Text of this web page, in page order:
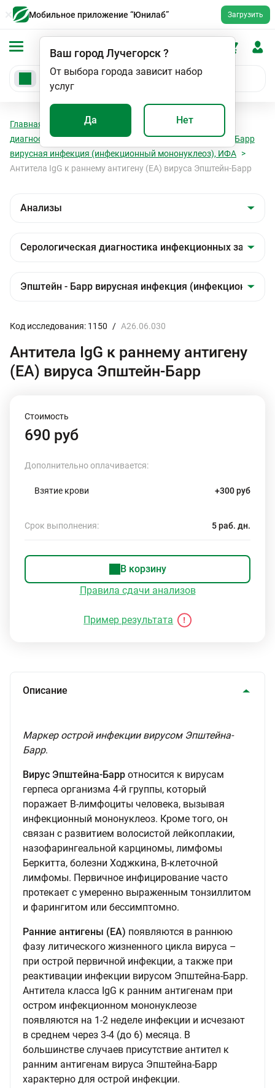
Мобильное приложение “Юнилаб” Загрузить
Ваш городЛучегорск?
От выбора города зависит набор
услуг
Да Нет
Главная Анализы
Серологическая
диагностика инфекционных заболеваний
Эпштейн - Барр
вирусная инфекция (инфекционный мононуклеоз), ИФА
Антитела IgG к раннему антигену (ЕА) вируса Эпштейн-Барр
Код исследования: 1150 / A26.06.030
Антитела IgG к раннему антигену
(ЕА) вируса Эпштейн-Барр
Стоимость
690 руб
Дополнительно оплачивается:
Взятие крови +300 руб
Срок выполнения: 5 раб. дн.
В корзину
Правила сдачи анализов
Пример результата
Описание
Маркер острой инфекции вирусом Эпштейна-
Барр.
Вирус Эпштейна-Барр относится к вирусам
герпеса организма 4-й группы, который
поражает В-лимфоциты человека, вызывая
инфекционный мононуклеоз. Кроме того, он
связан с развитием волосистой лейкоплакии,
назофарингеальной карциномы, лимфомы
Беркитта, болезни Ходжкина, В-клеточной
лимфомы. Первичное инфицирование часто
протекает с умеренно выраженным тонзиллитом
и фарингитом или бессимптомно.
Ранние антигены (EA) появляются в раннюю
фазу литического жизненного цикла вируса –
при острой первичной инфекции, а также при
реактивации инфекции вирусом Эпштейна-Барр.
Антитела класса IgG к ранним антигенам при
остром инфекционном мононуклеозе
появляются на 1-2 неделе инфекции и исчезают
в среднем через 3-4 (до 6) месяца. В
большинстве случаев присутствие антител к
ранним антигенам вируса Эпштейна-Барр
характерно для острой инфекции.